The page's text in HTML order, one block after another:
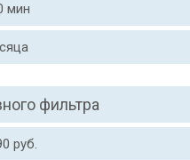
мин
фильтра
руб.